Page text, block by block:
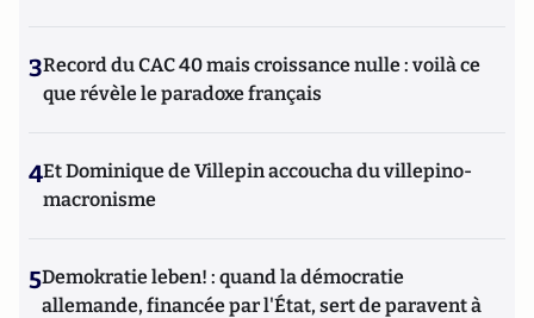
3Record du CAC 40 mais croissance nulle : voilà ce
que révèle le paradoxe français
4Et Dominique de Villepin accoucha du villepino-
macronisme
5Demokratie leben! : quand la démocratie
allemande, financée par l'État, sert de paravent à